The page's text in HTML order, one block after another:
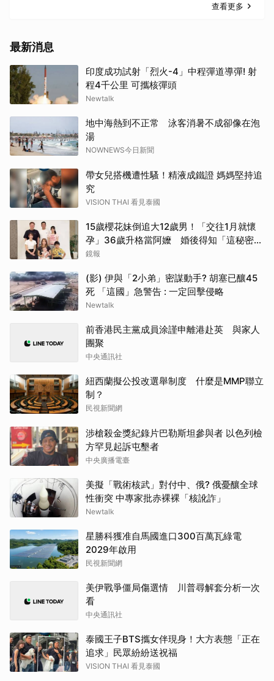
查看更多
最新消息
印度成功試射「烈火-4」中程彈道導彈! 射
程4千公里 可攜核彈頭
Newtalk
地中海熱到不正常 泳客消暑不成卻像在泡
湯
NOWNEWS今日新聞
帶女兒搭機遭性騷！精液成鐵證 媽媽堅持追
究
VISION THAI 看見泰國
15歲櫻花妹倒追大12歲男！「交往1月就懷
孕」36歲升格當阿嬤 婚後得知「這秘密」
傻眼了
鏡報
(影) 伊與「2小弟」密謀動手? 胡塞已釀45
死 「這國」急警告 : 一定回擊侵略
Newtalk
前香港民主黨成員涂謹申離港赴英 與家人
團聚
中央通訊社
紐西蘭擬公投改選舉制度 什麼是MMP聯立
制？
民視新聞網
涉槍殺金獎紀錄片巴勒斯坦參與者 以色列檢
方罕見起訴屯墾者
中央廣播電臺
美擬「戰術核武」對付中、俄? 俄憂釀全球
性衝突 中專家批赤裸裸「核訛詐」
Newtalk
星勝科獲准自馬國進口300百萬瓦綠電
2029年啟用
民視新聞網
美伊戰爭僵局傷選情 川普尋解套分析一次
看
中央通訊社
泰國王子BTS攜女伴現身！大方表態「正在
追求」民眾紛紛送祝福
VISION THAI 看見泰國